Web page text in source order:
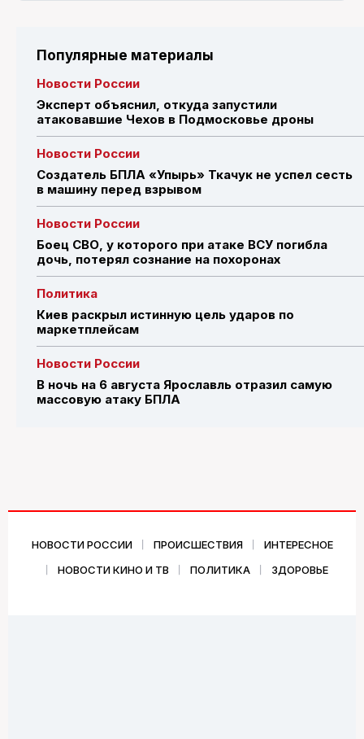
Популярные материалы
Новости России
Эксперт объяснил, откуда запустили
атаковавшие Чехов в Подмосковье дроны
Новости России
Создатель БПЛА «Упырь» Ткачук не успел сесть
в машину перед взрывом
Новости России
Боец СВО, у которого при атаке ВСУ погибла
дочь, потерял сознание на похоронах
Политика
Киев раскрыл истинную цель ударов по
маркетплейсам
Новости России
В ночь на 6 августа Ярославль отразил самую
массовую атаку БПЛА
НОВОСТИ РОССИИ ПРОИСШЕСТВИЯ
ИНТЕРЕСНОЕ
НОВОСТИ КИНО И ТВ
ПОЛИТИКА ЗДОРОВЬЕ